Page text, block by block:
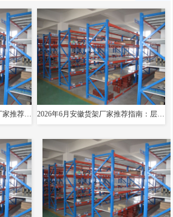
2026年5月隔断龙骨成型设备厂家推荐指南：导轨成型设备消防箱光伏支架货架夸梁公司优选！ 2026年6月安徽货架厂家推荐指南：层板货架悬臂贯通双伸位公司优选！